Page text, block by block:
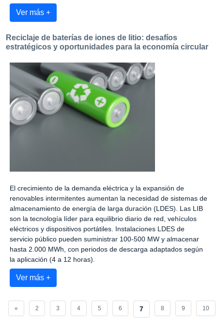
Ver más +
Reciclaje de baterías de iones de litio: desafíos
estratégicos y oportunidades para la economía circular
El crecimiento de la demanda eléctrica y la expansión de
renovables intermitentes aumentan la necesidad de sistemas de
almacenamiento de energía de larga duración (LDES). Las LIB
son la tecnología líder para equilibrio diario de red, vehículos
eléctricos y dispositivos portátiles. Instalaciones LDES de
servicio público pueden suministrar 100-500 MW y almacenar
hasta 2.000 MWh, con periodos de descarga adaptados según
la aplicación (4 a 12 horas).
Ver más +
« 2 3 4 5 6 7 8 9 10